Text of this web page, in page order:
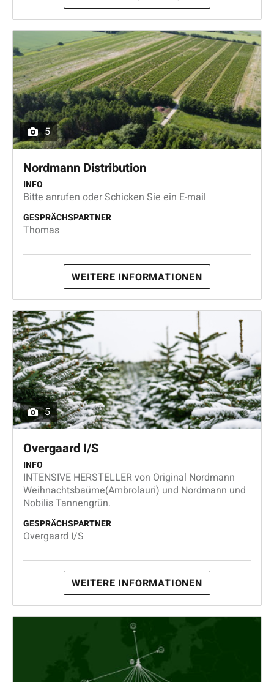
5
Nordmann Distribution
INFO
Bitte anrufen oder Schicken Sie ein E-mail
GESPRÄCHSPARTNER
Thomas
WEITERE INFORMATIONEN
5
Overgaard I/S
INFO
INTENSIVE HERSTELLER von Original Nordmann
Weihnachtsbaüme(Ambrolauri) und Nordmann und
Nobilis Tannengrün.
GESPRÄCHSPARTNER
Overgaard I/S
WEITERE INFORMATIONEN